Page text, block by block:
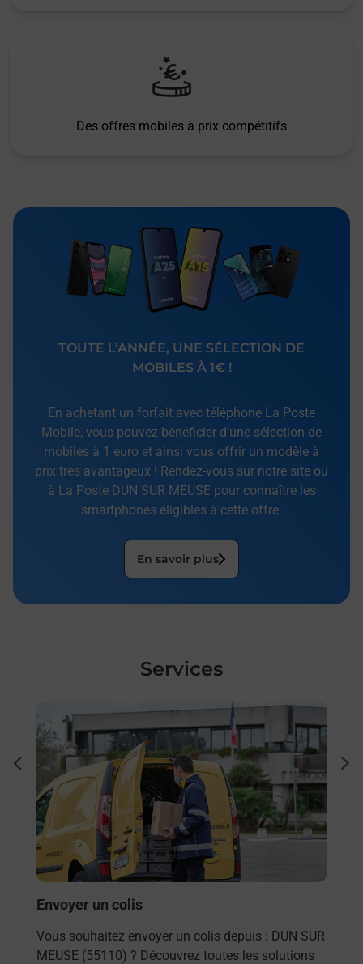
Des offres mobiles à prix compétitifs
TOUTE L’ANNÉE, UNE SÉLECTION DE
MOBILES À 1€ !
En achetant un forfait avec téléphone La Poste
Mobile, vous pouvez bénéficier d’une sélection de
mobiles à 1 euro et ainsi vous offrir un modèle à
prix très avantageux ! Rendez-vous sur notre site ou
à La Poste DUN SUR MEUSE pour connaître les
smartphones éligibles à cette offre.
En savoir plus
Services
Envoyer un colis
Vous souhaitez envoyer un colis depuis : DUN SUR
MEUSE (55110) ? Découvrez toutes les solutions